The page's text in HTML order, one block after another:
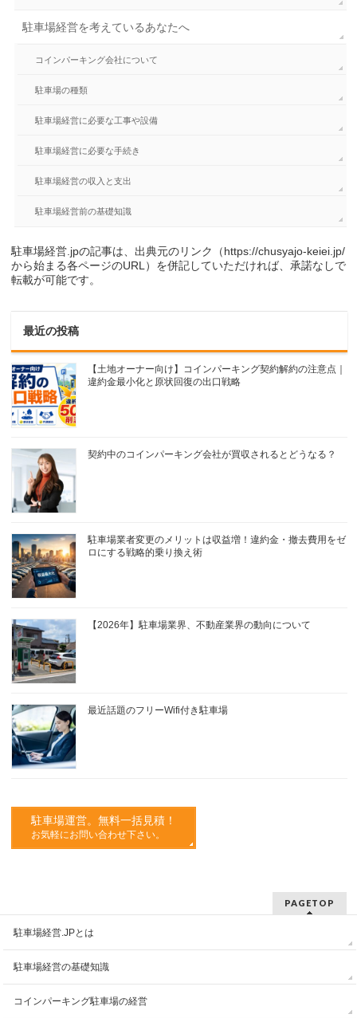
駐車場経営を考えているあなたへ
コインパーキング会社について
駐車場の種類
駐車場経営に必要な工事や設備
駐車場経営に必要な手続き
駐車場経営の収入と支出
駐車場経営前の基礎知識
駐車場経営.jpの記事は、出典元のリンク（https://chusyajo-keiei.jp/
から始まる各ページのURL）を併記していただければ、承諾なしで
転載が可能です。
最近の投稿
【土地オーナー向け】コインパーキング契約解約の注意点｜
違約金最小化と原状回復の出口戦略
契約中のコインパーキング会社が買収されるとどうなる？
駐車場業者変更のメリットは収益増！違約金・撤去費用をゼ
ロにする戦略的乗り換え術
【2026年】駐車場業界、不動産業界の動向について
最近話題のフリーWifi付き駐車場
駐車場運営。無料一括見積！
お気軽にお問い合わせ下さい。
PAGETOP
駐車場経営.JPとは
駐車場経営の基礎知識
コインパーキング駐車場の経営